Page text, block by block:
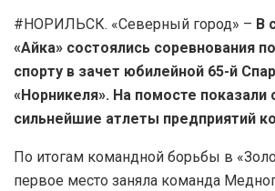
#НОРИЛЬСК. «Северный город» – В
«Айка» состоялись соревнования
спорту в зачет юбилейной 65-й
«Норникеля». На помосте
сильнейшие атлеты предприятий
По итогам командной борьбы в
первое место заняла команда